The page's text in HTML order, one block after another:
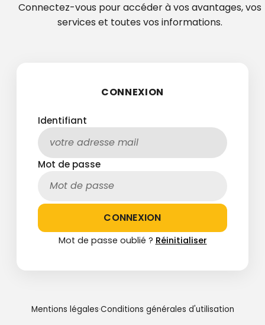
Connectez-vous pour accéder à vos avantages, vos
services et toutes vos informations.
CONNEXION
Identifiant
Mot de passe
CONNEXION
Mot de passe oublié ? Réinitialiser
Mentions légales·Conditions générales d'utilisation